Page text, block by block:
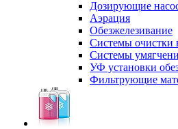
Дозирующие
Аэрация
Обезжелезивание
Системы очистки
Системы
УФ установки
Фильтрующие